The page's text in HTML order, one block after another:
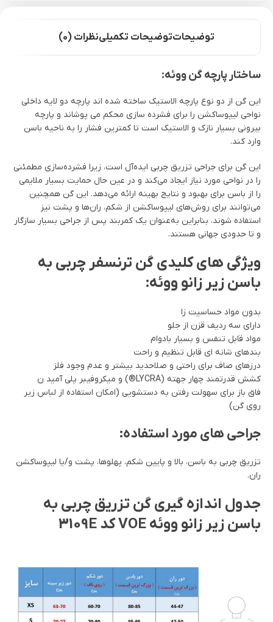
توضیحاتتوضیحات تکمیلینظرات (0)
ساختار پارچه گن ووئه:
این گن از دو نوع پارچه الاستیک ساخته شده اند پارچه دو لایه داخلی
نواحی لیپوساکشن را برای فشرده سازی محکم می پوشاند و پارچه
بیرونی بسیار نازک و الاستیک است تا کمترین فشار را به ناحیه باسن
وارد کند.
این گن برای جراحی تزریق چربی ایده‌آل است، زیرا فشرده‌سازی مطمئنی
را در نواحی مورد نیاز ایجاد می‌کند و در عین حال حمایت بسیار ملایمی
را از باسن برای بهبود و نتایج بهینه ارائه می‌دهد. این گن همچنین
می‌توانند برای روش‌های لیپوساکشن از شکم، ران‌ها و پشت نیز
استفاده شوند، بنابراین به‌عنوان یک کمربند پس از جراحی بسیار سازگار
و تا حدودی جهانی هستند.
ویژگی های کلیدی گن ترنسفر چربی به
باسن زیر زانو ووئه:
بدون مواد حساسیت زا
دارای سه ردیف قزن از جلو
مواد قابل تنفس و بسیار بادوام
بندهای شانه ای قابل تنظیم و راحت
درزهای صاف برای راحتی و صلاحدید بیشتر و عدم وجود فلز
کشش قدرتمند چهار جهته (LYCRA®) و میکروفیبر پلی آمید ن
فاق باز برای سهولت رفتن به دستشویی (امکان استفاده از لباس زیر
روی گن)
جراحی های مورد استفاده:
تزریق چربی به باسن، بالا و پایین شکم، پهلوها، پشت و/یا لیپوساکشن
ران.
جدول اندازه گیری گن تزریق چربی به
باسن زیر زانو ووئه VOE کد 3109E